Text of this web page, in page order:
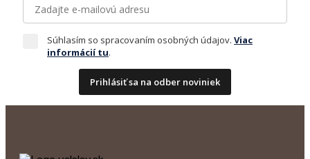
Súhlasím so spracovaním osobných údajov. Viac
informácií tu.
Prihlásiť sa na odber noviniek